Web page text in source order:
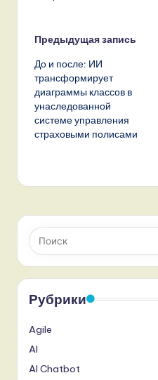
Навигация
записи
Предыдущая запись
До и после: ИИ
трансформирует
диаграммы классов в
унаследованной
системе управления
страховыми полисами
Рубрики
Agile
AI
AI Chatbot